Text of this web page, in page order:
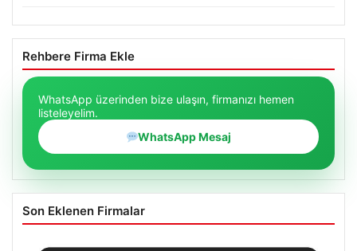
Rehbere Firma Ekle
WhatsApp üzerinden bize ulaşın, firmanızı hemen
listeleyelim.
WhatsApp Mesaj
Son Eklenen Firmalar